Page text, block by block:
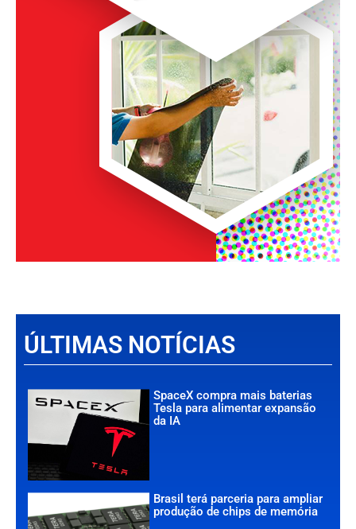
ÚLTIMAS NOTÍCIAS
SpaceX compra mais baterias
Tesla para alimentar expansão
da IA
Brasil terá parceria para ampliar
produção de chips de memória